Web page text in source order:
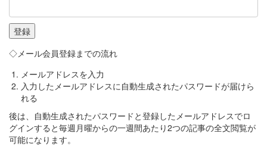
◇メール会員登録までの流れ
メールアドレスを入力
入力したメールアドレスに自動生成されたパスワードが届けら
れる
後は、自動生成されたパスワードと登録したメールアドレスでロ
グインすると毎週月曜からの一週間あたり2つの記事の全文閲覧が
可能になります。